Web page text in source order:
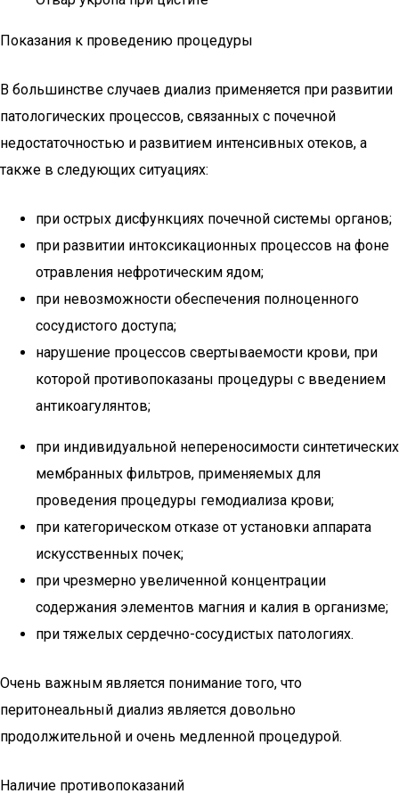
Показания к проведению процедуры
В большинстве случаев диализ применяется при развитии
патологических процессов, связанных с почечной
недостаточностью и развитием интенсивных отеков, а
также в следующих ситуациях:
при острых дисфункциях почечной системы органов;
при развитии интоксикационных процессов на фоне
отравления нефротическим ядом;
при невозможности обеспечения полноценного
сосудистого доступа;
нарушение процессов свертываемости крови, при
которой противопоказаны процедуры с введением
антикоагулянтов;
при индивидуальной непереносимости синтетических
мембранных фильтров, применяемых для
проведения процедуры гемодиализа крови;
при категорическом отказе от установки аппарата
искусственных почек;
при чрезмерно увеличенной концентрации
содержания элементов магния и калия в организме;
при тяжелых сердечно-сосудистых патологиях.
Очень важным является понимание того, что
перитонеальный диализ является довольно
продолжительной и очень медленной процедурой.
Наличие противопоказаний